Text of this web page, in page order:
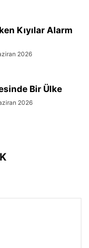
Kıyılar Alarm
2026
Bir Ülke
2026